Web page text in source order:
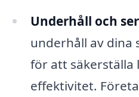
Underhåll och
underhåll av dina
för att säkerställa
effektivitet.